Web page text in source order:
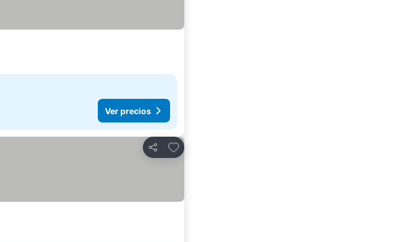
Ver precios
Compartir
Agregar a favoritos